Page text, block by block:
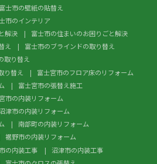
富士市の壁紙の貼替え
市のインテリア
解決
富士市の住まいのお困りごと解決
え
富士市のブラインドの取り替え
取り替え
り替え
富士宮市のフロア床のリフォーム
富士宮市の張替え施工
市の内装リフォーム
津市の内装リフォーム
南部町の内装リフォーム
裾野市の内装リフォーム
の内装工事
沼津市の内装工事